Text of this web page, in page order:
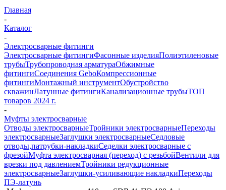
Главная
-
Каталог
-
Электросварные фитинги
Электросварные фитингиФасонные изделияПолиэтиленовые
трубыТрубопроводная арматураОбжимные
фитингиСоединения GeboКомпрессионные
фитингиМонтажный инструментОбустройство
скважинЛатунные фитингиКанализационные трубыТОП
товаров 2024 г.
-
Муфты электросварные
Отводы электросварныеТройники электросварныеПереходы
электросварныеЗаглушки электросварныеСедловые
отводы,патрубки-накладкиСеделки электросварные с
фрезойМуфта электросварная (переход) с резьбойВентили для
врезки под давлениемТройники редукционные
электросварныеЗаглушки-усиливающие накладкиПереходы
ПЭ-латунь